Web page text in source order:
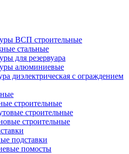
ВСП строительные
стальные
для резервуара
алюминиевые
диэлектрическая с ограждением
строительные
строительные
строительные
подставки
помосты